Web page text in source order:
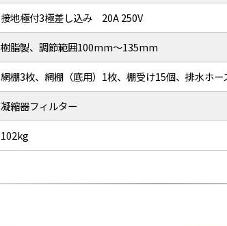
接地極付3極差し込み 20A 250V
樹脂製、調節範囲100mm～135mm
網棚3枚、網棚（底用）1枚、棚受け15個、排水ホ
凝縮器フィルター
102kg